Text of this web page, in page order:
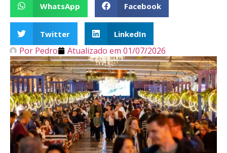
WhatsApp Facebook
Twitter LinkedIn
Por Pedro Atualizado em 01/07/2026